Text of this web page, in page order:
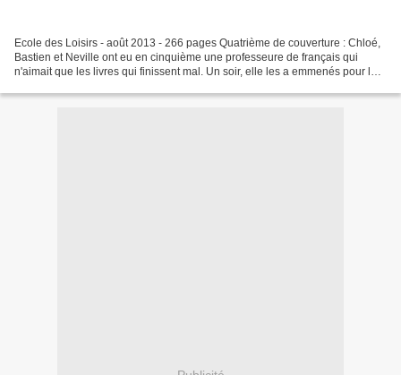
Ecole des Loisirs - août 2013 - 266 pages Quatrième de couverture : Chloé,
Bastien et Neville ont eu en cinquième une professeure de français qui
n'aimait que les livres qui finissent mal. Un soir, elle les a emmenés pour la